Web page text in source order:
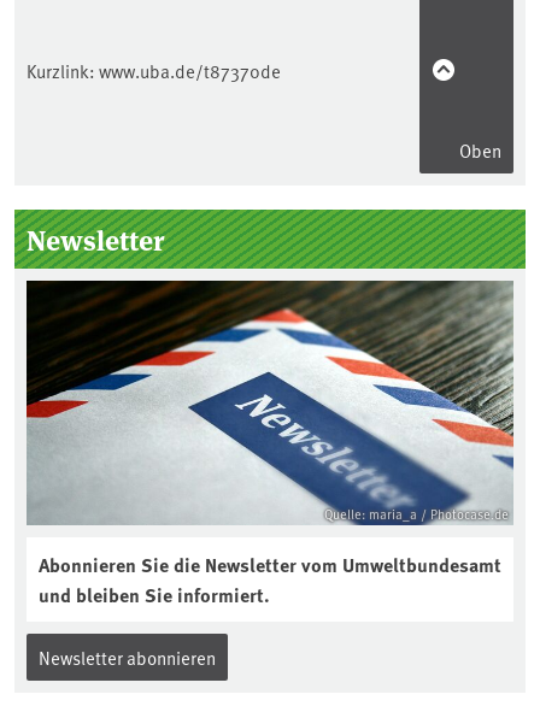
Kurzlink: www.uba.de/t87370de
Oben
Seitenleiste
Newsletter
Quelle: maria_a / Photocase.de
Abonnieren Sie die Newsletter vom Umweltbundesamt
und bleiben Sie informiert.
Newsletter abonnieren